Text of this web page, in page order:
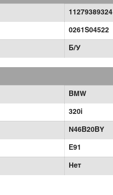
11279389324
0261S04522
Б/У
BMW
320i
N46B20BY
E91
Нет